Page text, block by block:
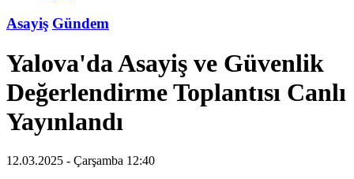
Asayiş Gündem
Yalova'da Asayiş ve Güvenlik
Değerlendirme Toplantısı Canlı
Yayınlandı
12.03.2025 - Çarşamba 12:40